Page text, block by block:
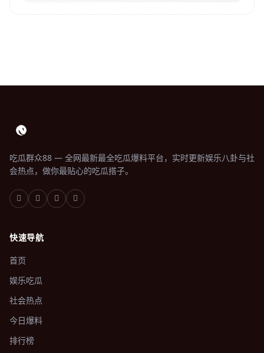
吃瓜群众88 — 全网最新最全吃瓜爆料平台，实时更新娱乐八卦与社
会热点，做你最贴心的吃瓜搭子。
快速导航
首页
娱乐吃瓜
社会热点
今日爆料
排行榜